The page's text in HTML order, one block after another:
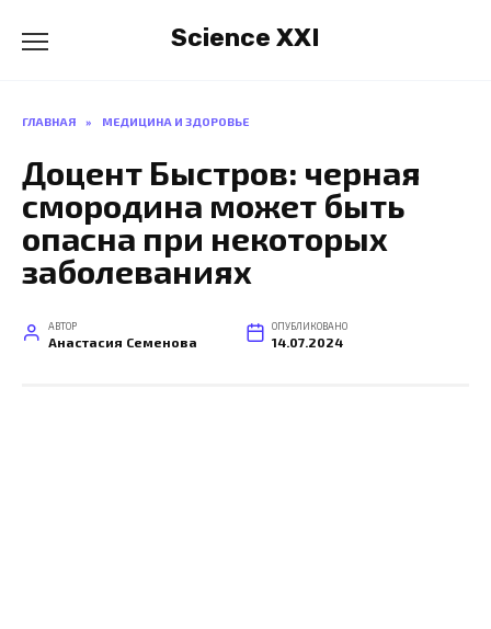
содержанию
Science XXI
ГЛАВНАЯ » МЕДИЦИНА И ЗДОРОВЬЕ
Доцент Быстров: черная
смородина может быть
опасна при некоторых
заболеваниях
АВТОР
Анастасия Семенова
ОПУБЛИКОВАНО
14.07.2024